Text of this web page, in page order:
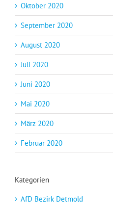
Oktober 2020
September 2020
August 2020
Juli 2020
Juni 2020
Mai 2020
März 2020
Februar 2020
Kategorien
AfD Bezirk Detmold